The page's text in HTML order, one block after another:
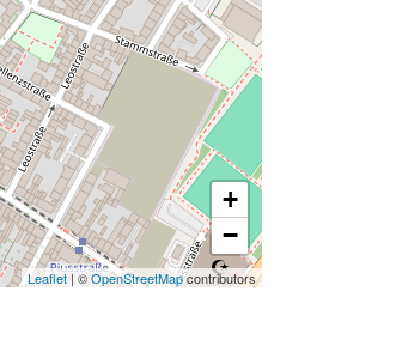
+
−
Leaflet| ©OpenStreetMapcontributors